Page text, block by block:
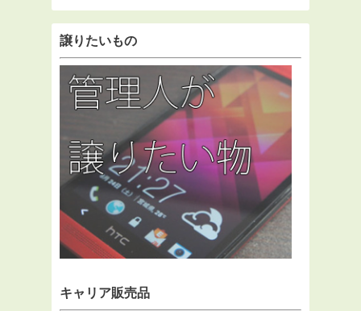
譲りたいもの
キャリア販売品